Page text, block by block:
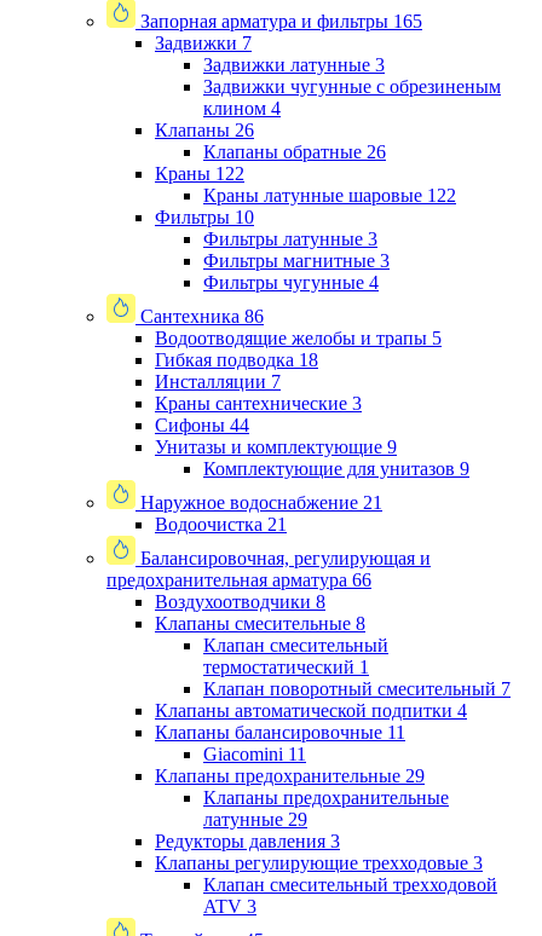
Запорная арматура и фильтры 165
Задвижки 7
Задвижки латунные 3
Задвижки чугунные с обрезиненым
клином 4
Клапаны 26
Клапаны обратные 26
Краны 122
Краны латунные шаровые 122
Фильтры 10
Фильтры латунные 3
Фильтры магнитные 3
Фильтры чугунные 4
Сантехника 86
Водоотводящие желобы и трапы 5
Гибкая подводка 18
Инсталляции 7
Краны сантехнические 3
Сифоны 44
Унитазы и комплектующие 9
Комплектующие для унитазов 9
Наружное водоснабжение 21
Водоочистка 21
Балансировочная, регулирующая и
предохранительная арматура 66
Воздухоотводчики 8
Клапаны cмесительные 8
Клапан cмесительный
термостатический 1
Клапан поворотный cмесительный 7
Клапаны автоматической подпитки 4
Клапаны балансировочные 11
Giacomini 11
Клапаны предохранительные 29
Клапаны предохранительные
латунные 29
Редукторы давления 3
Клапаны регулирующие трехходовые 3
Клапан смесительный трехходовой
ATV 3